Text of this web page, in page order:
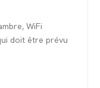
WiFi
doit être prévu